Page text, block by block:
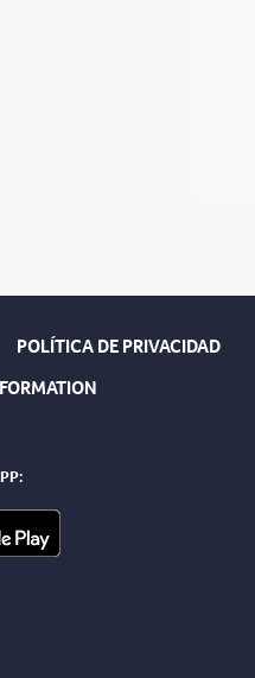
POLÍTICA DE PRIVACIDAD